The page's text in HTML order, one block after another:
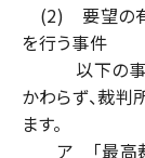
(2) 要望の有
を行う事件
以下の事件
かわらず、裁
ます。
ア 「最高裁